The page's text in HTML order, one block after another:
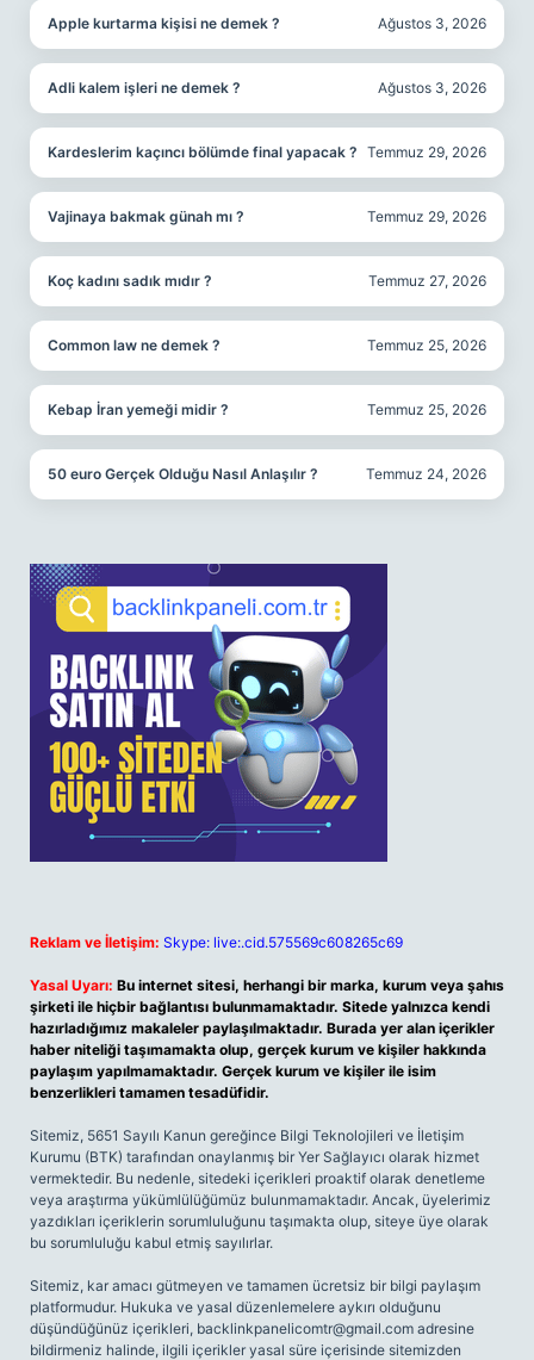
Apple kurtarma kişisi ne demek ? Ağustos 3, 2026
Adli kalem işleri ne demek ? Ağustos 3, 2026
Kardeslerim kaçıncı bölümde final yapacak ? Temmuz 29, 2026
Vajinaya bakmak günah mı ? Temmuz 29, 2026
Koç kadını sadık mıdır ? Temmuz 27, 2026
Common law ne demek ? Temmuz 25, 2026
Kebap İran yemeği midir ? Temmuz 25, 2026
50 euro Gerçek Olduğu Nasıl Anlaşılır ? Temmuz 24, 2026
Reklam ve İletişim: Skype: live:.cid.575569c608265c69
Yasal Uyarı: Bu internet sitesi, herhangi bir marka, kurum veya şahıs
şirketi ile hiçbir bağlantısı bulunmamaktadır. Sitede yalnızca kendi
hazırladığımız makaleler paylaşılmaktadır. Burada yer alan içerikler
haber niteliği taşımamakta olup, gerçek kurum ve kişiler hakkında
paylaşım yapılmamaktadır. Gerçek kurum ve kişiler ile isim
benzerlikleri tamamen tesadüfidir.
Sitemiz, 5651 Sayılı Kanun gereğince Bilgi Teknolojileri ve İletişim
Kurumu (BTK) tarafından onaylanmış bir Yer Sağlayıcı olarak hizmet
vermektedir. Bu nedenle, sitedeki içerikleri proaktif olarak denetleme
veya araştırma yükümlülüğümüz bulunmamaktadır. Ancak, üyelerimiz
yazdıkları içeriklerin sorumluluğunu taşımakta olup, siteye üye olarak
bu sorumluluğu kabul etmiş sayılırlar.
Sitemiz, kar amacı gütmeyen ve tamamen ücretsiz bir bilgi paylaşım
platformudur. Hukuka ve yasal düzenlemelere aykırı olduğunu
düşündüğünüz içerikleri, backlinkpanelicomtr@gmail.com adresine
bildirmeniz halinde, ilgili içerikler yasal süre içerisinde sitemizden